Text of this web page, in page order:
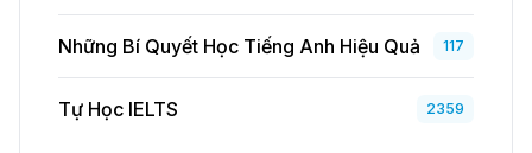
Những Bí Quyết Học Tiếng Anh Hiệu Quả 117
Tự Học IELTS 2359